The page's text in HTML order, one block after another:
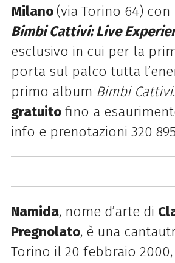
Milano(via Torino 64)
Bimbi Cattivi: Live
esclusivo in cui per la
porta sul palco tutta
primo album Bimbi Cattivi.
gratuitofino a
info e prenotazioni 320
Namida, nome d’arte di
Pregnolato, è una
Torino il 20 febbraio